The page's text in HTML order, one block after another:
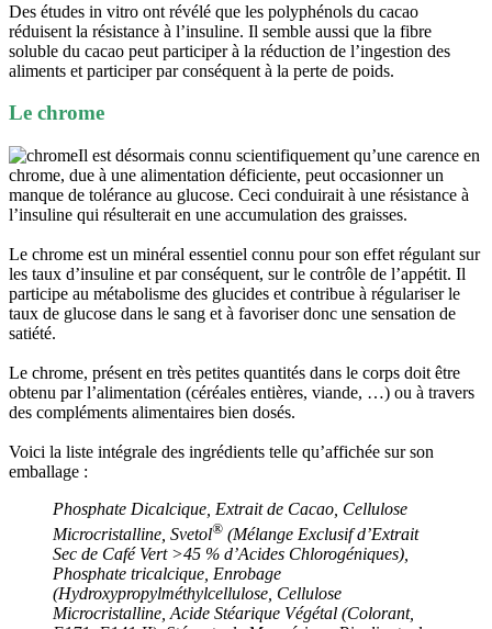
Des études in vitro ont révélé que les polyphénols du cacao
réduisent la résistance à l’insuline. Il semble aussi que la fibre
soluble du cacao peut participer à la réduction de l’ingestion des
aliments et participer par conséquent à la perte de poids.
Le chrome
Il est désormais connu scientifiquement qu’une carence en
chrome, due à une alimentation déficiente, peut occasionner un
manque de tolérance au glucose. Ceci conduirait à une résistance à
l’insuline qui résulterait en une accumulation des graisses.
Le chrome est un minéral essentiel connu pour son effet régulant sur
les taux d’insuline et par conséquent, sur le contrôle de l’appétit. Il
participe au métabolisme des glucides et contribue à régulariser le
taux de glucose dans le sang et à favoriser donc une sensation de
satiété.
Le chrome, présent en très petites quantités dans le corps doit être
obtenu par l’alimentation (céréales entières, viande, …) ou à travers
des compléments alimentaires bien dosés.
Voici la liste intégrale des ingrédients telle qu’affichée sur son
emballage :
Phosphate Dicalcique, Extrait de Cacao, Cellulose
Microcristalline, Svetol® (Mélange Exclusif d’Extrait
Sec de Café Vert >45 % d’Acides Chlorogéniques),
Phosphate tricalcique, Enrobage
(Hydroxypropylméthylcellulose, Cellulose
Microcristalline, Acide Stéarique Végétal (Colorant,